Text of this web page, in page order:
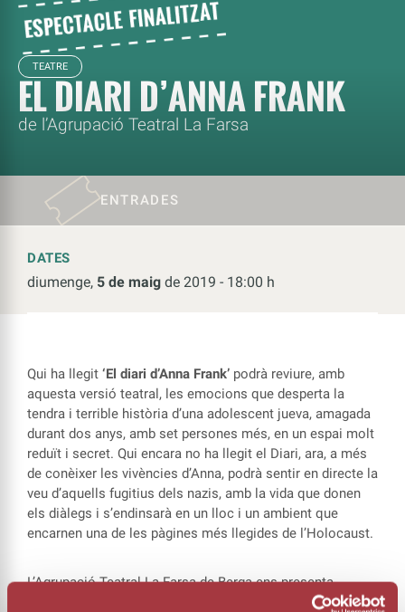
TEATRE
EL DIARI D’ANNA FRANK
de l’Agrupació Teatral La Farsa
ENTRADES
DATES
diumenge, 5 de maig de 2019 - 18:00 h
Qui ha llegit ‘El diari d’Anna Frank’ podrà reviure, amb
aquesta versió teatral, les emocions que desperta la
tendra i terrible història d’una adolescent jueva, amagada
durant dos anys, amb set persones més, en un espai molt
reduït i secret. Qui encara no ha llegit el Diari, ara, a més
de conèixer les vivències d’Anna, podrà sentir en directe la
veu d’aquells fugitius dels nazis, amb la vida que donen
els diàlegs i s’endinsarà en un lloc i un ambient que
encarnen una de les pàgines més llegides de l’Holocaust.
L’Agrupació Teatral La Farsa de Berga ens presenta
aquesta adaptació d’El diari d’Anna Frank’, un testimoni